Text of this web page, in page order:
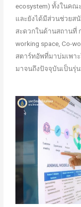
ecosystem) ทั้งในค
และยังได้มีส่วนช่วยสนั
สะดวกในด้านสถานที่
working space, Co-
สตาร์ทอัพที่มาบ่มเพาะ
มาจนถึงปัจจุบันเป็นรุ่